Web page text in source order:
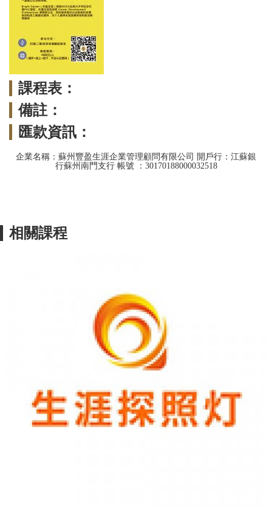
課程表：
備註：
匯款資訊：
企業名稱：蘇州豐盈生涯企業管理顧問有限公司 開戶行：江蘇銀
行蘇州南門支行 帳號 ：30170188000032518
相關課程